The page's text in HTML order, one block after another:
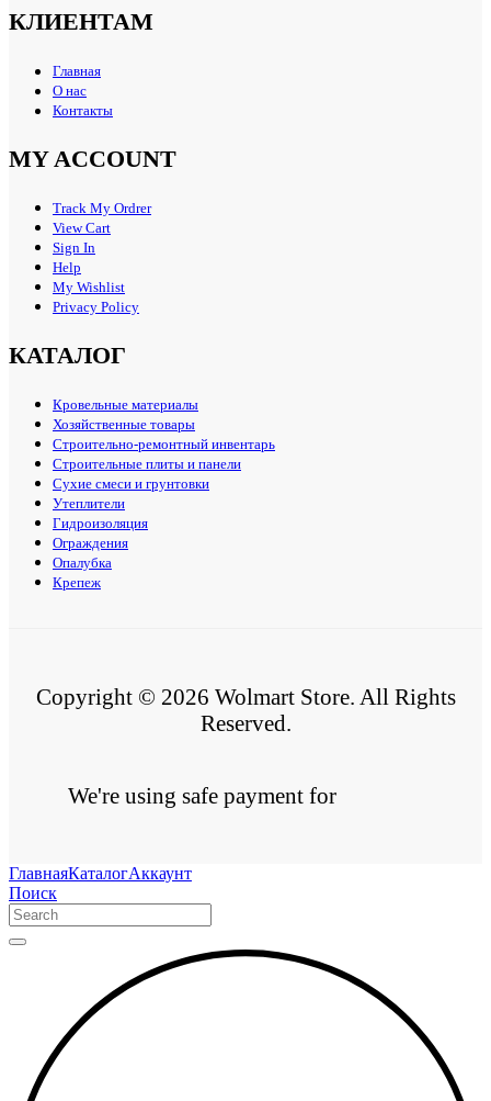
КЛИЕНТАМ
Главная
О нас
Контакты
MY ACCOUNT
Track My Ordrer
View Cart
Sign In
Help
My Wishlist
Privacy Policy
КАТАЛОГ
Кровельные материалы
Хозяйственные товары
Строительно-ремонтный инвентарь
Строительные плиты и панели
Сухие смеси и грунтовки
Утеплители
Гидроизоляция
Ограждения
Опалубка
Крепеж
Copyright © 2026 Wolmart Store. All Rights
Reserved.
We're using safe payment for
ГлавнаяКаталогАккаунт
Поиск